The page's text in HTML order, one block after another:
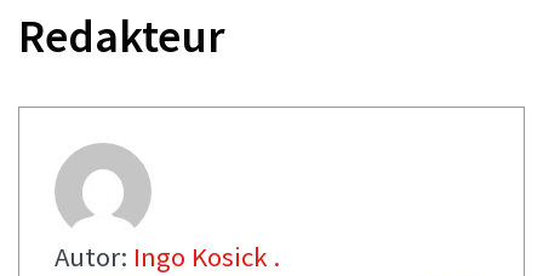
Redakteur
Autor: Ingo Kosick .